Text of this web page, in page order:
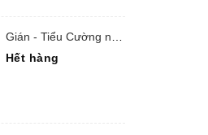
Hết hàng